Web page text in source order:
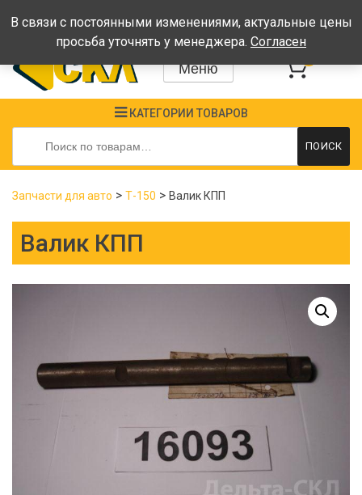
Время работы: Пн-Пт: 08:00-17:00, Сб-Вс - выходные
Меню
КАТЕГОРИИ ТОВАРОВ
Искать:
ПОИСК
Запчасти для авто > Т-150 > Валик КПП
Валик КПП
В связи с постоянными изменениями, актуальные цены
просьба уточнять у менеджера. Согласен